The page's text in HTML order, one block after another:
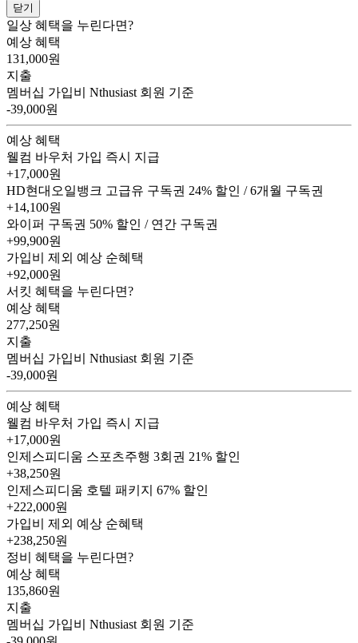
닫기
일상 혜택을 누린다면?
예상 혜택
131,000원
지출
멤버십 가입비
Nthusiast 회원 기준
-39,000원
예상 혜택
웰컴 바우처 가입 즉시 지급
+17,000원
HD현대오일뱅크 고급유 구독권 24% 할인 / 6개월 구독권
+14,100원
와이퍼 구독권 50% 할인 / 연간 구독권
+99,900원
가입비 제외 예상 순혜택
+92,000원
서킷 혜택을 누린다면?
예상 혜택
277,250원
지출
멤버십 가입비
Nthusiast 회원 기준
-39,000원
예상 혜택
웰컴 바우처 가입 즉시 지급
+17,000원
인제스피디움 스포츠주행 3회권 21% 할인
+38,250원
인제스피디움 호텔 패키지 67% 할인
+222,000원
가입비 제외 예상 순혜택
+238,250원
정비 혜택을 누린다면?
예상 혜택
135,860원
지출
멤버십 가입비
Nthusiast 회원 기준